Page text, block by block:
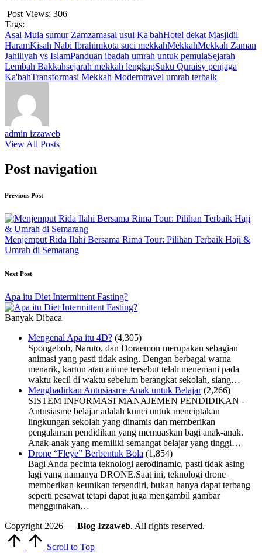
Post Views: 306
Tags:
Asal Mula sumur Zamzamasal usul Ka'bahHotel dekat Masjidil
HaramKisah Nabi Ibrahimkota suci mekkahMekkahMekkah Zaman
Jahiliyah vs IslamPanduan ibadah umrah untuk pemulaSejarah
Lembah Bakkahsejarah mekkah lengkapSuku Quraisy penjaga
Ka'bahTransformasi Mekkah Moderntravel umrah terbaik
admin izzaweb
View All Posts
Post navigation
Previous Post
Menjemput Rida Ilahi Bersama Rima Tour: Pilihan Terbaik Haji &
Umrah di Semarang
Next Post
Apa itu Diet Intermittent Fasting?
Banyak Dibaca
Mengenal Apa itu 4D? (4,305)
Spongebob, Naruto, dan Doraemon merupakan sebagian
animasi yang pasti tidak asing. Dengan berbagai warna
menarik, kartun atau anime tersebut telah menemani pada
waktu kecil di waktu sebelum berangkat sekolah, siang…
Menghadirkan Antusiasme Anak untuk Belajar (2,266)
SISTEM INFORMASI MANAJEMEN PENDIDIKAN -
Antusiasme belajar adalah kunci untuk menciptakan
lingkungan sekolah yang dinamis dan memberikan
pengalaman pendidikan yang memuaskan bagi anak-anak.
Anak-anak yang memiliki semangat belajar yang tinggi…
Drone “Fleye” Berbentuk Bola (1,854)
Bagi Anda pecinta teknologi aerodinamic, pasti tidak asing
lagi yang namanya DRONE.Saat ini, teknologi drone
memberikan keunikan tersendiri, bukan hanya dapat terbang
seperti pesawat tetapi dapat juga mengambil gambar
menggunakan…
Copyright 2026 — Blog Izzaweb. All rights reserved.
Scroll to Top